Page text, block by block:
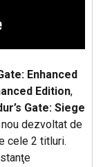
Enhanced
Edition,
Gate: Siege
dezvoltat de
cele 2 titluri.